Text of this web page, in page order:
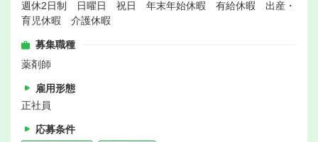
週休2日制 日曜日 祝日 年末年始休暇 有給休暇 出産・
育児休暇 介護休暇
募集職種
薬剤師
雇用形態
正社員
応募条件